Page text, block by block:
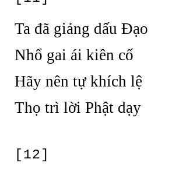
Ta đã giảng dấu Đạo
Nhổ gai ái kiên cố
Hãy nên tự khích lệ
Thọ trì lời Phật dạy
[12]